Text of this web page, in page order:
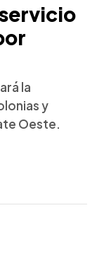
la
y
Oeste.